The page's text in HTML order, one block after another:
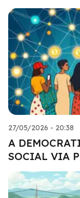
27/05/2026 - 20:38
A
SOCIAL VIA